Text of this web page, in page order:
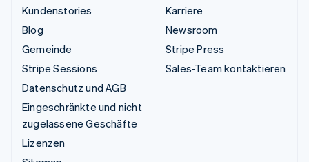
Kundenstories
Blog
Gemeinde
Stripe Sessions
Datenschutz und AGB
Eingeschränkte und nicht
zugelassene Geschäfte
Lizenzen
Karriere
Newsroom
Stripe Press
Sales-Team kontaktieren